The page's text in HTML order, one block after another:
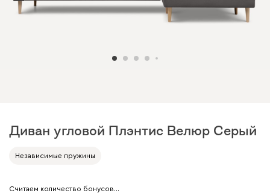
Диван угловой Плэнтис Велюр Серый
Независимые пружины
Считаем количество бонусов…